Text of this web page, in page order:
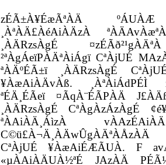
zÉÃ±À¥ÉæÃªÀÄ ºÁUÀÆ
¸ÀªÀÄ£ÀéAiÀÄzÀ
¸ÀÄRzsÀgÉ
²ªÀgÁeïPÀÄªÀiÁgï CªÀjUÉ
ªÀÄºÉÃ±ï ¸ÀÄRzsÀgÉ
¥ÀæAiÀÄvÀß. ¸ÀªÀiÁdPÉÌ
ªÉÄ¸ÉÃeï ¤ÃqÀ¨ÉÃPÀÄ
¸ÀÄRzsÀgÉ CªÀgÀzÁzÀgÉ
ªÀAiÀÄ¸ÁìzÀ
C©ü£À¬Ä¸ÀÄwÛgÀÄªÀÅzÀÄ
CªÀjUÉ ¥ÀæAiÉÆÃUÀ. F
«µÀAiÀÄUÀ½ªÉ JAzÀÄ